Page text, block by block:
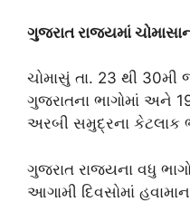
ગુજરાત રાજ્યમાં
ચોમાસું તા. 23 થી 30મી
ગુજરાતના ભાગોમાં અને
અરબી સમુદ્રના કેટલાક
ગુજરાત રાજ્યના વધુ
આગામી દિવસોમાં